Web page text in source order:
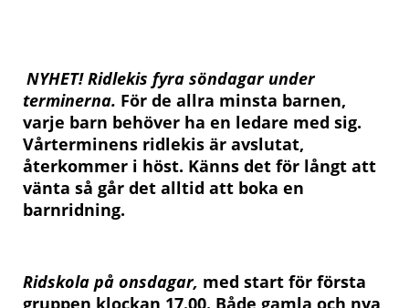
NYHET! Ridlekis fyra söndagar under
terminerna. För de allra minsta barnen,
varje barn behöver ha en ledare med sig.
Vårterminens ridlekis är avslutat,
återkommer i höst. Känns det för långt att
vänta så går det alltid att boka en
barnridning.
Ridskola på onsdagar, med start för första
gruppen klockan 17.00. Både gamla och nya